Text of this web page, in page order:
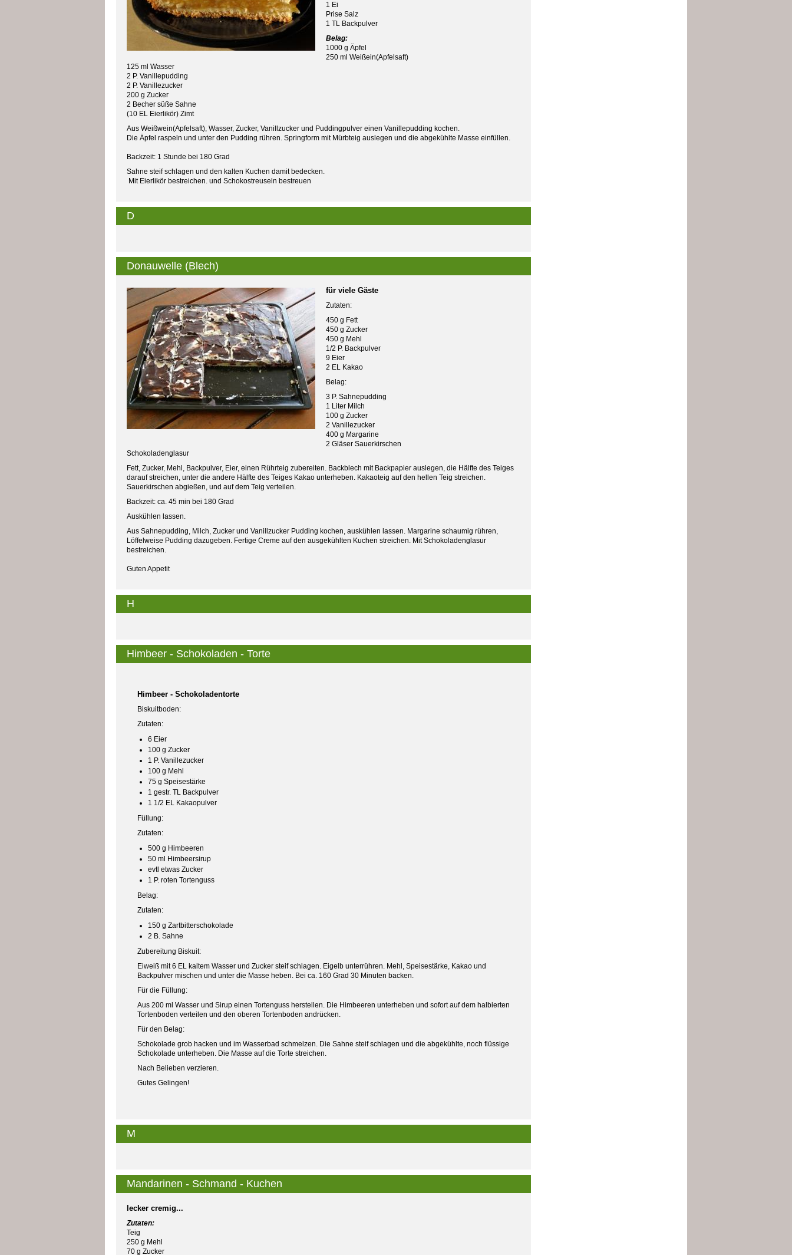
1 Ei
Prise Salz
1 TL Backpulver
Belag:
1000 g Äpfel
250 ml Weißein(Apfelsaft)
125 ml Wasser
2 P. Vanillepudding
2 P. Vanillezucker
200 g Zucker
2 Becher süße Sahne
(10 EL Eierlikör) Zimt
Aus Weißwein(Apfelsaft), Wasser, Zucker, Vanillzucker und Puddingpulver einen Vanillepudding kochen.
Die Äpfel raspeln und unter den Pudding rühren. Springform mit Mürbteig auslegen und die abgekühlte Masse einfüllen.
Backzeit: 1 Stunde bei 180 Grad
Sahne steif schlagen und den kalten Kuchen damit bedecken.
Mit Eierlikör bestreichen. und Schokostreuseln bestreuen
D
Donauwelle (Blech)
für viele Gäste
Zutaten:
450 g Fett
450 g Zucker
450 g Mehl
1/2 P. Backpulver
9 Eier
2 EL Kakao
Belag:
3 P. Sahnepudding
1 Liter Milch
100 g Zucker
2 Vanillezucker
400 g Margarine
2 Gläser Sauerkirschen
Schokoladenglasur
Fett, Zucker, Mehl, Backpulver, Eier, einen Rührteig zubereiten. Backblech mit Backpapier auslegen, die Hälfte des Teiges
darauf streichen, unter die andere Hälfte des Teiges Kakao unterheben. Kakaoteig auf den hellen Teig streichen.
Sauerkirschen abgießen, und auf dem Teig verteilen.
Backzeit: ca. 45 min bei 180 Grad
Auskühlen lassen.
Aus Sahnepudding, Milch, Zucker und Vanillzucker Pudding kochen, auskühlen lassen. Margarine schaumig rühren,
Löffelweise Pudding dazugeben. Fertige Creme auf den ausgekühlten Kuchen streichen. Mit Schokoladenglasur
bestreichen.
Guten Appetit
H
Himbeer - Schokoladen - Torte
Himbeer - Schokoladentorte
Biskuitboden:
Zutaten:
6 Eier
100 g Zucker
1 P. Vanillezucker
100 g Mehl
75 g Speisestärke
1 gestr. TL Backpulver
1 1/2 EL Kakaopulver
Füllung:
Zutaten:
500 g Himbeeren
50 ml Himbeersirup
evtl etwas Zucker
1 P. roten Tortenguss
Belag:
Zutaten:
150 g Zartbitterschokolade
2 B. Sahne
Zubereitung Biskuit:
Eiweiß mit 6 EL kaltem Wasser und Zucker steif schlagen. Eigelb unterrühren. Mehl, Speisestärke, Kakao und
Backpulver mischen und unter die Masse heben. Bei ca. 160 Grad 30 Minuten backen.
Für die Füllung:
Aus 200 ml Wasser und Sirup einen Tortenguss herstellen. Die Himbeeren unterheben und sofort auf dem halbierten
Tortenboden verteilen und den oberen Tortenboden andrücken.
Für den Belag:
Schokolade grob hacken und im Wasserbad schmelzen. Die Sahne steif schlagen und die abgekühlte, noch flüssige
Schokolade unterheben. Die Masse auf die Torte streichen.
Nach Belieben verzieren.
Gutes Gelingen!
M
Mandarinen - Schmand - Kuchen
lecker cremig...
Zutaten:
Teig
250 g Mehl
70 g Zucker